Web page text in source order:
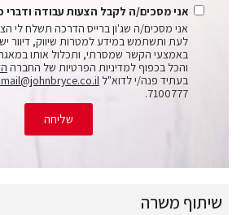
אני מסכים/ה לקבל הצעות עבודה ודברי
אני מסכים/ה שג'ון ברייס הדרכה תשלח לי
לעת ותשתמש במידע למטרות שיווק, דיוור
באמצעי הקשר שמסרתי, ותכלול אותו
והכל בכפוף למדיניות הפרטיות של החברה
בעתיד פנה/י לדוא"ל
7100777.
שליחה
שיתוף משרה